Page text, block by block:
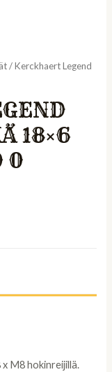
/ Kerckhaert Legend
18×6
0
x M8 hokinreijillä.